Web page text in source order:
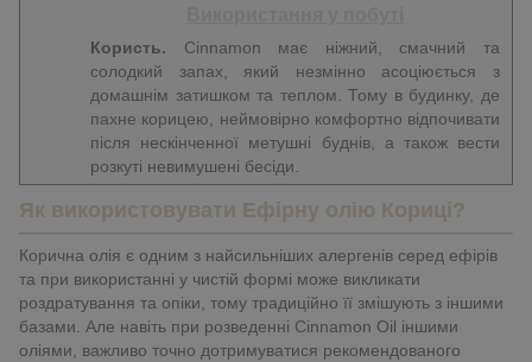
Користь. Сinnamon має ніжний, смачний та
солодкий запах, який незмінно асоціюється з
домашнім затишком та теплом. Тому в будинку, де
пахне корицею, неймовірно комфортно відпочивати
після нескінченної метушні буднів, а також вести
розкуті невимушені бесіди.
Як використовувати Ефірну олію Кориці?
Корична олія є одним з найсильніших алергенів серед ефірів
та при використанні у чистій формі може викликати
роздратування та опіки, тому традиційно її змішують з іншими
базами. Але навіть при розведенні Сinnamon Oil іншими
оліями, важливо точно дотримуватися рекомендованого